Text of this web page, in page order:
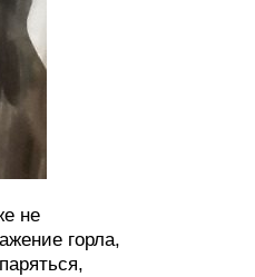
не
горла,